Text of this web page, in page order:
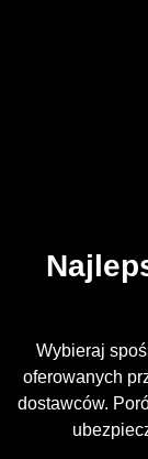
Wybieraj
oferowanych
dostawców.